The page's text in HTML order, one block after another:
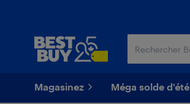
Magasinez Méga solde d'été